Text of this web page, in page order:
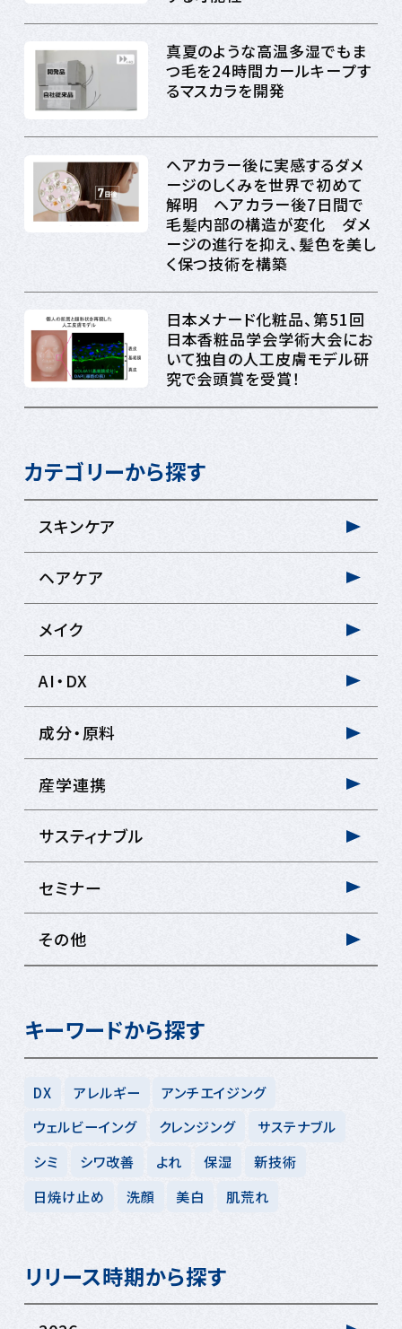
真夏のような高温多湿でもま
つ毛を24時間カールキープす
るマスカラを開発
ヘアカラー後に実感するダメ
ージのしくみを世界で初めて
解明 ヘアカラー後7日間で
毛髪内部の構造が変化 ダメ
ージの進行を抑え、髪色を美し
く保つ技術を構築
日本メナード化粧品、第51回
日本香粧品学会学術大会にお
いて独自の人工皮膚モデル研
究で会頭賞を受賞！
カテゴリーから探す
スキンケア
ヘアケア
メイク
AI・DX
成分・原料
産学連携
サスティナブル
セミナー
その他
キーワードから探す
DX アレルギー
アンチエイジング
ウェルビーイング
クレンジング
サステナブル
シミ
シワ改善 よれ 保湿
新技術
日焼け止め
洗顔 美白 肌荒れ
リリース時期から探す